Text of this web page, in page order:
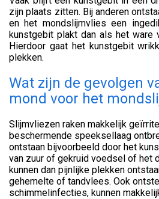
zijn plaats zitten. Bij anderen
en het mondslijmvlies een
kunstgebit plakt dan als het ware
Hierdoor gaat het kunstgebit
plekken.
Wat zijn de gevolgen
mond voor het
Slijmvliezen raken makkelijk
beschermende speeksellaag
ontstaan bijvoorbeeld door het
van zuur of gekruid voedsel of het
kunnen dan pijnlijke plekken
gehemelte of tandvlees. Ook
schimmelinfecties, kunnen